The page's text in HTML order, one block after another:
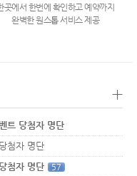
곳에서 한번에 확인하고 예약까지
완벽한 원스톱 서비스 제공
+
트 당첨자 명단
첨자 명단
첨자 명단
57